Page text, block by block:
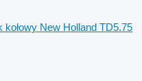
kołowy New Holland TD5.75